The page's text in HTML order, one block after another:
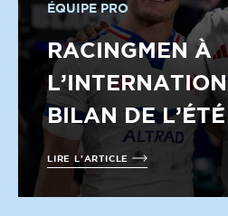
ÉQUIPE PRO
RACINGMEN À
BILAN DE
LIRE L'ARTICLE